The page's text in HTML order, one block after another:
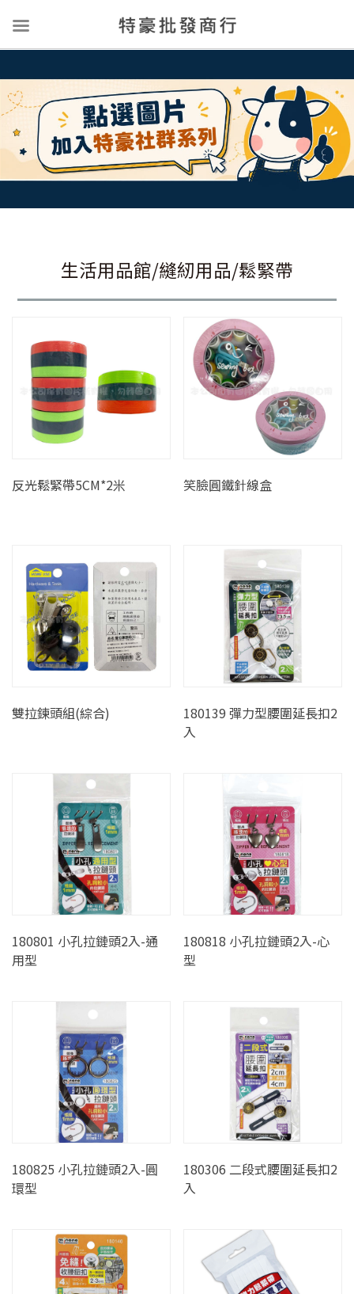
生活用品館/縫紉用品/鬆緊帶
反光鬆緊帶5CM*2米 笑臉圓鐵針線盒
雙拉鍊頭組(綜合)
180139 彈力型腰圍延長扣2
入
180801 小孔拉鏈頭2入-通
用型
180818 小孔拉鏈頭2入-心
型
180825 小孔拉鏈頭2入-圓
環型
180306 二段式腰圍延長扣2
入